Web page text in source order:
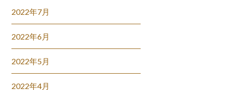
2022年7月
2022年6月
2022年5月
2022年4月